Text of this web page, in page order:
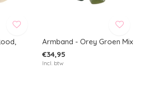
Armband - Orey Groen Mix
€34,95
Incl. btw